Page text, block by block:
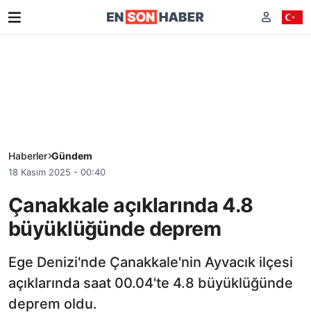
Haberler Gündem
18 Kasım 2025 - 00:40
Çanakkale açıklarında 4.8
büyüklüğünde deprem
Ege Denizi'nde Çanakkale'nin Ayvacık ilçesi
açıklarında saat 00.04'te 4.8 büyüklüğünde
deprem oldu.